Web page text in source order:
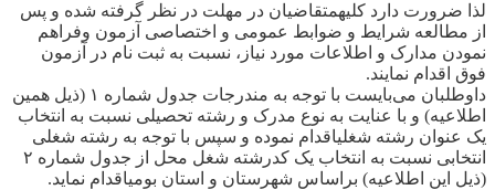
لذا ضرورت دارد کلیهمتقاضیان در مهلت در نظر گرفته شده و پس
از مطالعه شرایط و ضوابط عمومی و اختصاصی آزمون وفراهم
نمودن مدارک و اطلاعات مورد نیاز، نسبت به ثبت ‌نام در آزمون
فوق اقدام نمایند.
داوطلبان می‌بایست با توجه به مندرجات جدول شماره ۱ (ذیل همین
اطلاعیه) و با عنایت به نوع مدرک و رشته تحصیلی نسبت به انتخاب
یک عنوان رشته شغلیاقدام نموده و سپس با توجه به رشته شغلی
انتخابی نسبت به انتخاب یک کدرشته شغل محل از جدول شماره ۲
(ذیل این اطلاعیه) براساس شهرستان و استان بومیاقدام نماید.